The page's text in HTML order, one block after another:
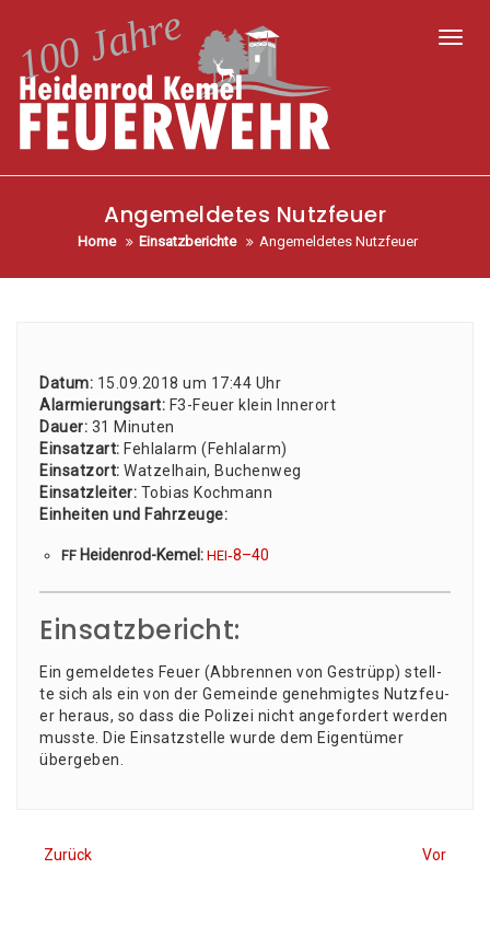
Angemeldetes Nutzfeuer
Home Einsatzberichte Angemeldetes Nutzfeuer
Datum: 15.09.2018 um 17:44 Uhr
Alar­mie­rungs­art: F3-Feu­er klein Inner­ort
Dau­er: 31 Minu­ten
Ein­satz­art: Fehl­alarm (Fehl­alarm)
Ein­satz­ort: Wat­zel­hain, Buchen­weg
Ein­satz­lei­ter: Tobi­as Koch­mann
Ein­hei­ten und Fahr­zeu­ge:
FF Hei­den­rod-Kemel: HEI‑8–40
Einsatzbericht:
Ein gemel­de­tes Feu­er (Abbren­nen von Gestrüpp) stell­
te sich als ein von der Gemein­de geneh­mig­tes Nutz­feu­
er her­aus, so dass die Poli­zei nicht ange­for­dert wer­den
muss­te. Die Ein­satz­stel­le wur­de dem Eigen­tü­mer
übergeben.
Zurück Vor